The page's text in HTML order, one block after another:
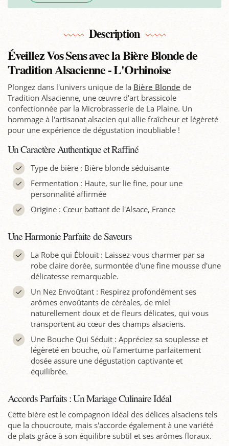
Description
Éveillez Vos Sens avec la Bière Blonde de
Tradition Alsacienne - L'Orhinoise
Plongez dans l'univers unique de la Bière Blonde de
Tradition Alsacienne, une œuvre d'art brassicole
confectionnée par la Microbrasserie de La Plaine. Un
hommage à l'artisanat alsacien qui allie fraîcheur et légèreté
pour une expérience de dégustation inoubliable !
Un Caractère Authentique et Raffiné
Type de bière : Bière blonde séduisante
Fermentation : Haute, sur lie fine, pour une
personnalité affirmée
Origine : Cœur battant de l'Alsace, France
Une Harmonie Parfaite de Saveurs
La Robe qui Éblouit : Laissez-vous charmer par sa
robe claire dorée, surmontée d'une fine mousse d'une
délicatesse remarquable.
Un Nez Envoûtant : Respirez profondément ses
arômes envoûtants de céréales, de miel
naturellement doux et de fleurs délicates, qui vous
transportent au cœur des champs alsaciens.
Une Bouche Qui Séduit : Appréciez sa souplesse et
légèreté en bouche, où l'amertume parfaitement
dosée assure une dégustation captivante et
équilibrée.
Accords Parfaits : Un Mariage Culinaire Idéal
Cette bière est le compagnon idéal des délices alsaciens tels
que la choucroute, mais s'accorde également à une variété
de plats grâce à son équilibre subtil et ses arômes floraux.